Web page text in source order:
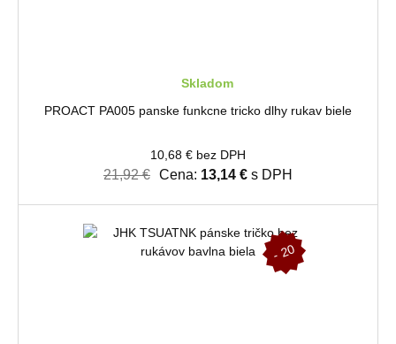
Skladom
PROACT PA005 panske funkcne tricko dlhy rukav biele
10,68 € bez DPH
21,92 € Cena: 13,14 € s DPH
-
2
0